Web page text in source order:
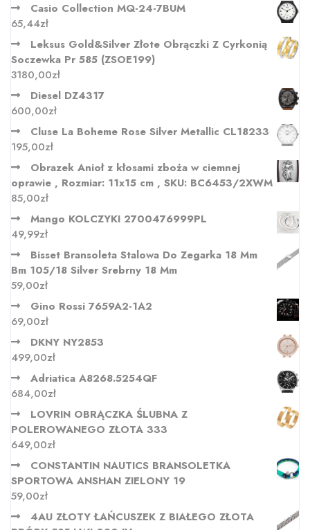
Casio Collection MQ-24-7BUM
65,44zł
Leksus Gold&Silver Złote Obrączki Z Cyrkonią
Soczewka Pr 585 (ZSOE199)
3180,00zł
Diesel DZ4317
600,00zł
Cluse La Boheme Rose Silver Metallic CL18233
195,00zł
Obrazek Anioł z kłosami zboża w ciemnej
oprawie , Rozmiar: 11x15 cm , SKU: BC6453/2XWM
85,00zł
Mango KOLCZYKI 2700476999PL
49,99zł
Bisset Bransoleta Stalowa Do Zegarka 18 Mm
Bm 105/18 Silver Srebrny 18 Mm
59,00zł
Gino Rossi 7659A2-1A2
69,00zł
DKNY NY2853
499,00zł
Adriatica A8268.5254QF
684,00zł
LOVRIN OBRĄCZKA ŚLUBNA Z
POLEROWANEGO ZŁOTA 333
649,00zł
CONSTANTIN NAUTICS BRANSOLETKA
SPORTOWA ANSHAN ZIELONY 19
59,00zł
4AU ZŁOTY ŁAŃCUSZEK Z BIAŁEGO ZŁOTA